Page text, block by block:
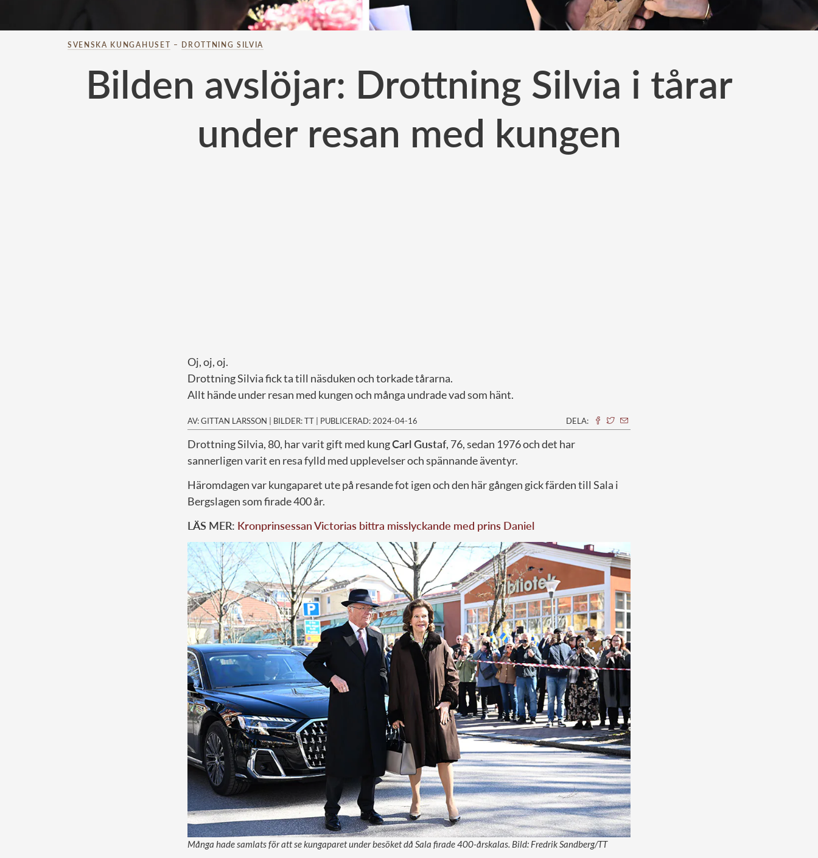
SVENSKA KUNGAHUSET – DROTTNING SILVIA
Bilden avslöjar: Drottning Silvia i tårar
under resan med kungen
Oj, oj, oj.
Drottning Silvia fick ta till näsduken och torkade tårarna.
Allt hände under resan med kungen och många undrade vad som hänt.
AV: GITTAN LARSSON | BILDER: TT | PUBLICERAD: 2024-04-16 DELA:
Drottning Silvia, 80, har varit gift med kungCarl Gustaf, 76, sedan 1976 och det har
sannerligen varit en resa fylld med upplevelser och spännande äventyr.
Häromdagen var kungaparet ute på resande fot igen och den här gången gick färden till Sala i
Bergslagen som firade 400 år.
LÄS MER: Kronprinsessan Victorias bittra misslyckande med prins Daniel
Många hade samlats för att se kungaparet under besöket då Sala firade 400-årskalas. Bild: Fredrik Sandberg/TT